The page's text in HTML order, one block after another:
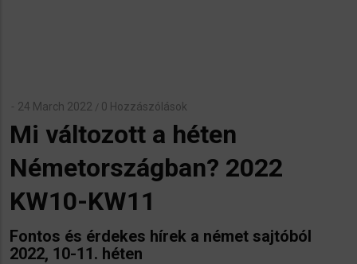
24 March 2022 / 0 Hozzászólások
Mi változott a héten
Németországban? 2022
KW10-KW11
Fontos és érdekes hírek a német sajtóból
2022, 10-11. héten